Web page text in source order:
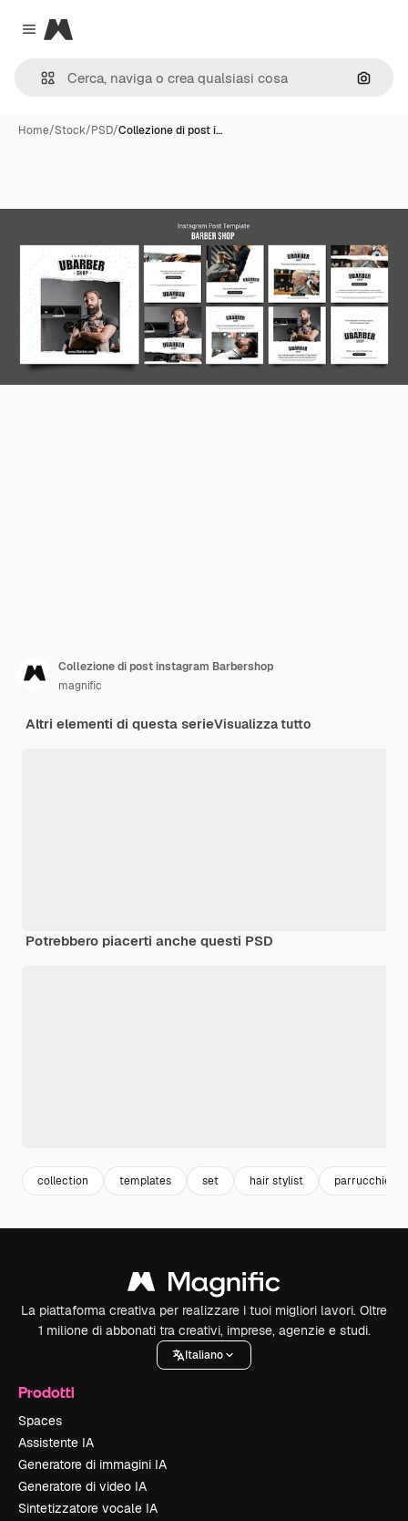
Close menu
Magnific
Cerca
Home/Stock/PSD/Collezione di post i…
Collezione di post instagram Barbershop
magnific
Altri elementi di questa serieVisualizza tutto
Potrebbero piacerti anche questi PSD
collection templates set hair stylist parrucchiere
La piattaforma creativa per realizzare i tuoi migliori lavori. Oltre
1 milione di abbonati tra creativi, imprese, agenzie e studi.
Italiano
Prodotti
Spaces
Assistente IA
Generatore di immagini IA
Generatore di video IA
Sintetizzatore vocale IA